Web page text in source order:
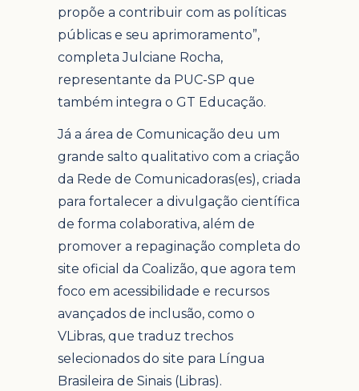
propõe a contribuir com as políticas
públicas e seu aprimoramento”,
completa Julciane Rocha,
representante da PUC-SP que
também integra o GT Educação.
Já a área de Comunicação deu um
grande salto qualitativo com a criação
da Rede de Comunicadoras(es), criada
para fortalecer a divulgação científica
de forma colaborativa, além de
promover a repaginação completa do
site oficial da Coalizão, que agora tem
foco em acessibilidade e recursos
avançados de inclusão, como o
VLibras, que traduz trechos
selecionados do site para Língua
Brasileira de Sinais (Libras).